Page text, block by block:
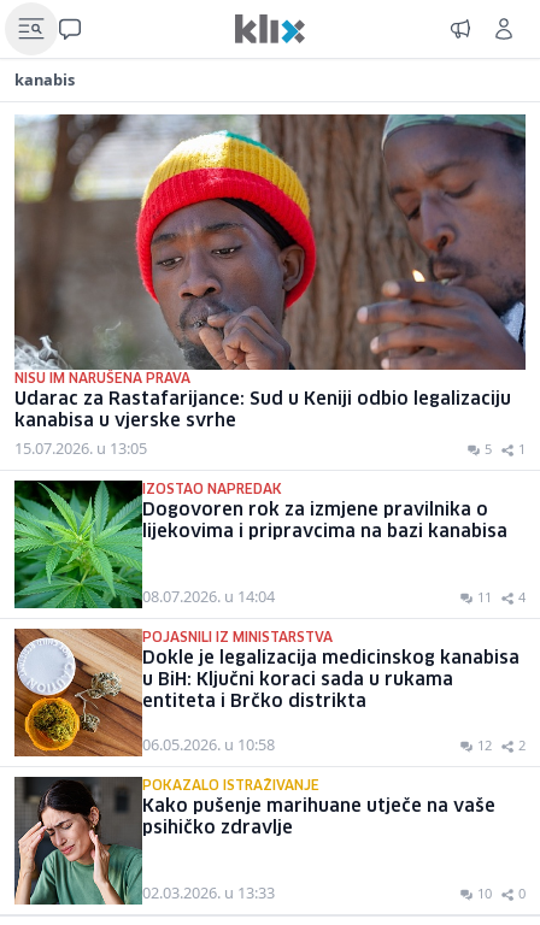
kanabis
NISU IM NARUŠENA PRAVA
Udarac za Rastafarijance: Sud u Keniji odbio legalizaciju
kanabisa u vjerske svrhe
15.07.2026. u 13:05 5 1
IZOSTAO NAPREDAK
Dogovoren rok za izmjene pravilnika o
lijekovima i pripravcima na bazi kanabisa
08.07.2026. u 14:04 11 4
POJASNILI IZ MINISTARSTVA
Dokle je legalizacija medicinskog kanabisa
u BiH: Ključni koraci sada u rukama
entiteta i Brčko distrikta
06.05.2026. u 10:58 12 2
POKAZALO ISTRAŽIVANJE
Kako pušenje marihuane utječe na vaše
psihičko zdravlje
02.03.2026. u 13:33 10 0